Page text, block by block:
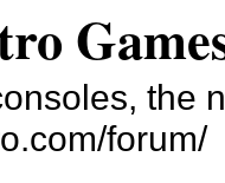
the
forum/